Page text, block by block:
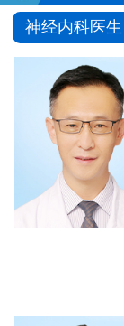
神经内科医生